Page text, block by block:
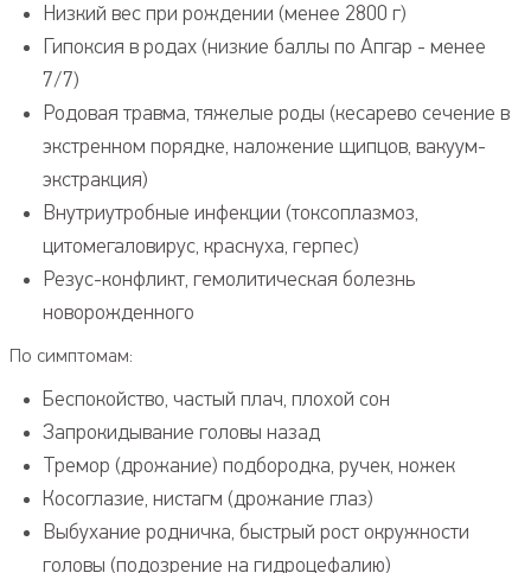
Низкий вес при рождении (менее 2800 г)
Гипоксия в родах (низкие баллы по Апгар - менее
7/7)
Родовая травма, тяжелые роды (кесарево сечение в
экстренном порядке, наложение щипцов, вакуум-
экстракция)
Внутриутробные инфекции (токсоплазмоз,
цитомегаловирус, краснуха, герпес)
Резус-конфликт, гемолитическая болезнь
новорожденного
По симптомам:
Беспокойство, частый плач, плохой сон
Запрокидывание головы назад
Тремор (дрожание) подбородка, ручек, ножек
Косоглазие, нистагм (дрожание глаз)
Выбухание родничка, быстрый рост окружности
головы (подозрение на гидроцефалию)